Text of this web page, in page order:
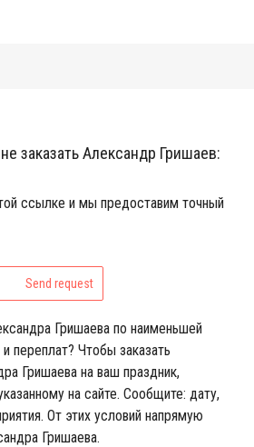
заказать Александр Гришаев:
ссылке и мы предоставим точный
Send request
Гришаева по наименьшей
переплат? Чтобы заказать
Гришаева на ваш праздник,
на сайте. Сообщите: дату,
От этих условий напрямую
Гришаева.